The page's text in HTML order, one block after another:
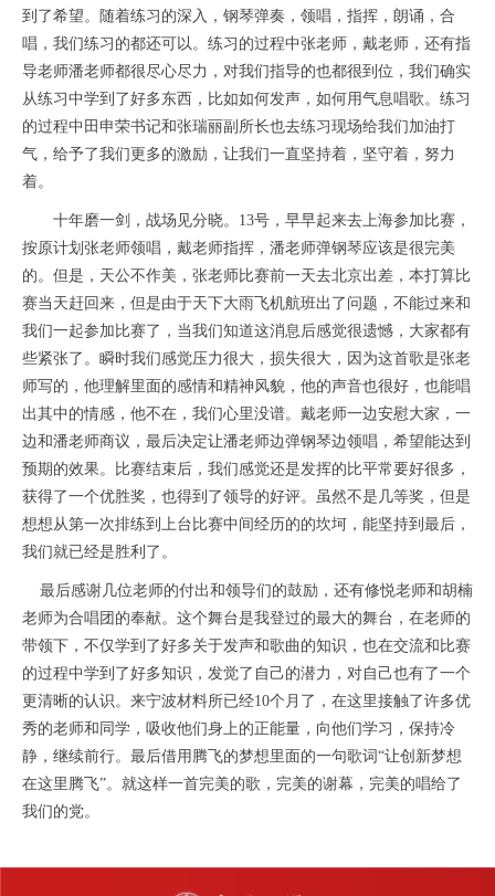
到了希望。随着练习的深入，钢琴弹奏，领唱，指挥，朗诵，合
唱，我们练习的都还可以。练习的过程中张老师，戴老师，还有指
导老师潘老师都很尽心尽力，对我们指导的也都很到位，我们确实
从练习中学到了好多东西，比如如何发声，如何用气息唱歌。练习
的过程中田申荣书记和张瑞丽副所长也去练习现场给我们加油打
气，给予了我们更多的激励，让我们一直坚持着，坚守着，努力
着。
十年磨一剑，战场见分晓。 13号，早早起来去上海参加比赛，
按原计划张老师领唱，戴老师指挥，潘老师弹钢琴应该是很完美
的。但是，天公不作美，张老师比赛前一天去北京出差，本打算比
赛当天赶回来，但是由于天下大雨飞机航班出了问题，不能过来和
我们一起参加比赛了，当我们知道这消息后感觉很遗憾，大家都有
些紧张了。瞬时我们感觉压力很大，损失很大，因为这首歌是张老
师写的，他理解里面的感情和精神风貌，他的声音也很好，也能唱
出其中的情感，他不在，我们心里没谱。戴老师一边安慰大家，一
边和潘老师商议，最后决定让潘老师边弹钢琴边领唱，希望能达到
预期的效果。比赛结束后，我们感觉还是发挥的比平常要好很多，
获得了一个优胜奖，也得到了领导的好评。虽然不是几等奖，但是
想想从第一次排练到上台比赛中间经历的的坎坷，能坚持到最后，
我们就已经是胜利了。
最后感谢几位老师的付出和领导们的鼓励，还有修悦老师和胡楠
老师为合唱团的奉献。这个舞台是我登过的最大的舞台，在老师的
带领下，不仅学到了好多关于发声和歌曲的知识，也在交流和比赛
的过程中学到了好多知识，发觉了自己的潜力，对自己也有了一个
更清晰的认识。来宁波材料所已经10个月了，在这里接触了许多优
秀的老师和同学，吸收他们身上的正能量，向他们学习，保持冷
静，继续前行。最后借用腾飞的梦想里面的一句歌词“让创新梦想
在这里腾飞”。就这样一首完美的歌，完美的谢幕，完美的唱给了
我们的党。